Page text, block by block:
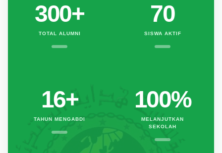
300+
TOTAL ALUMNI
70
SISWA AKTIF
16+
TAHUN MENGABDI
100%
MELANJUTKAN
SEKOLAH